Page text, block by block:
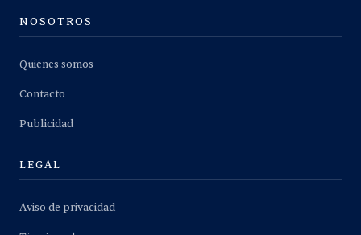
NOSOTROS
Quiénes somos
Contacto
Publicidad
LEGAL
Aviso de privacidad